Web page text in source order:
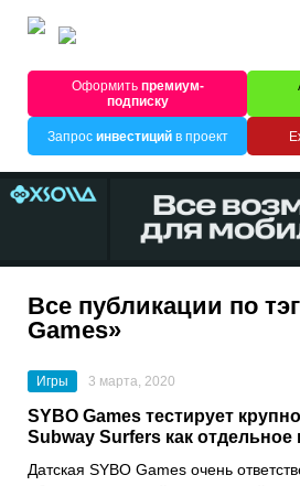
Оформитьпремиум-
подписку
Запрос инвестицийв проект
Все публикации по
Games»
Игры 3 марта, 2020
SYBO Games тестирует
Subway Surfers как
Датская SYBO Games очень